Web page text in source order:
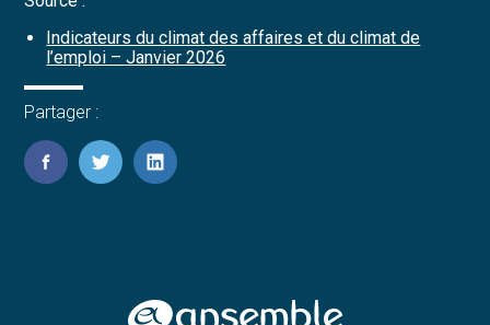
Indicateurs du climat des affaires et du climat de
l’emploi – Janvier 2026
Partager :
FaceBook
TwitterLinkedIn